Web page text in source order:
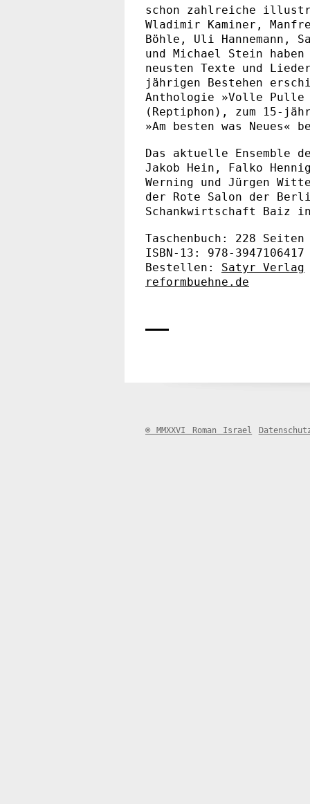
schon zahlreiche
Wladimir Kaminer,
Böhle, Uli Hannemann,
und Michael Stein
neusten Texte und
jährigen Bestehen
Anthologie »Volle Pulle
(Reptiphon), zum 15-
»Am besten was Neues«
Das aktuelle Ensemble
Jakob Hein, Falko
Werning und Jürgen
der Rote Salon der
Schankwirtschaft Baiz
Taschenbuch: 228 Seiten
ISBN-13: 978-3947106417
Bestellen: Satyr Verlag
reformbuehne.de
© MMXXVI Roman Israel